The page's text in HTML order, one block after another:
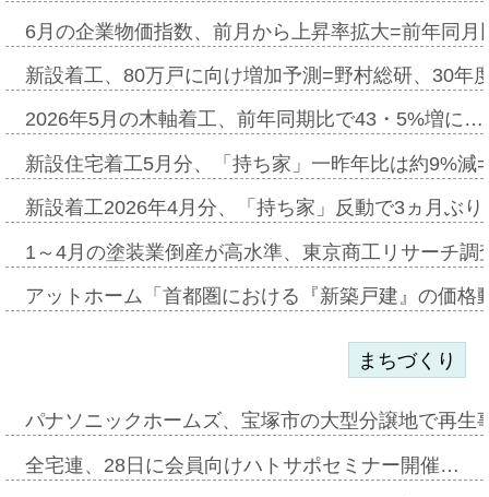
6月の企業物価指数、前月から上昇率拡大=前年同
新設着工、80万戸に向け増加予測=野村総研、30年
2026年5月の木軸着工、前年同期比で43・5%増に…
新設住宅着工5月分、「持ち家」一昨年比は約9%
新設着工2026年4月分、「持ち家」反動で3ヵ月ぶ
1～4月の塗装業倒産が高水準、東京商工リサーチ
アットホーム「首都圏における『新築戸建』の価
まちづくり
パナソニックホームズ、宝塚市の大型分譲地で再
全宅連、28日に会員向けハトサポセミナー開催…